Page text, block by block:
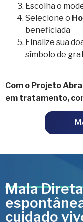
Escolha o
Selecione o
beneficiada
Finalize sua
símbolo de
Com o Projeto
em tratamento,
Mala
cuidado